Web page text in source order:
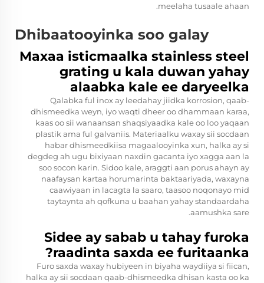
meelaha tusaale ahaan.
Dhibaatooyinka soo galay
Maxaa isticmaalka stainless steel
grating u kala duwan yahay
alaabka kale ee daryeelka
Qalabka ful inox ay leedahay jiidka korrosion, qaab-
dhismeedka weyn, iyo waqti dheer oo dhammaan karaa,
kaas oo sii wanaansan shaqsiyaadka kale oo loo yaqaan
plastik ama ful galvaniis. Materiaalku waxay sii socdaan
habar dhismeedkiisa magaalooyinka xun, halka ay si
degdeg ah ugu bixiyaan naxdin gacanta iyo xagga aan la
soo socon karin. Sidoo kale, araggti aan porus ahayn ay
naafaysan kartaa horumarinta baktaariyada, waxayna
caawiyaan in lacagta la saaro, taasoo noqonayo mid
taytaynta ah qofkuna u baahan yahay standaardaha
aamushka sare.
Sidee ay sabab u tahay furoka
raadinta saxda ee furitaanka?
Furo saxda waxay hubiyeen in biyaha waydiiya si fiican,
halka ay sii socdaan qaab-dhismeedka dhisan kasta oo ka